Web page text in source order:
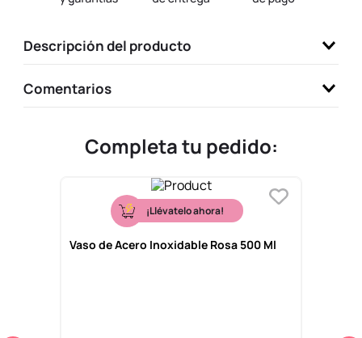
Descripción del producto
Comentarios
Completa tu pedido:
¡Llévatelo ahora!
Vaso de Acero Inoxidable Rosa 500 Ml
10. league of legends